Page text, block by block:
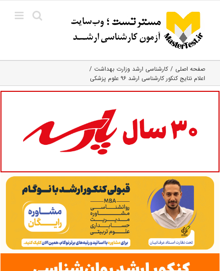
content
صفحه اصلی
کارشناسی ارشد وزارت بهداشت
اعلام نتایج کنکور کارشناسی ارشد ۹۶ علوم پزشکی